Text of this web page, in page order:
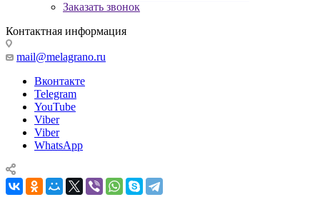
Заказать звонок
Контактная информация
mail@melagrano.ru
Вконтакте
Telegram
YouTube
Viber
Viber
WhatsApp